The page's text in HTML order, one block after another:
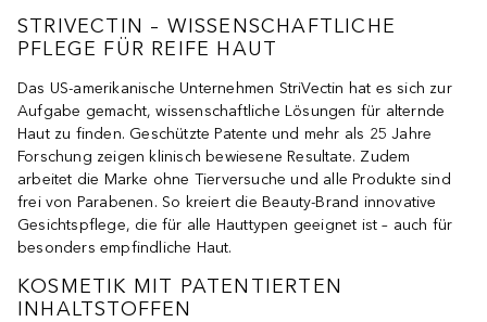
STRIVECTIN – WISSENSCHAFTLICHE
PFLEGE FÜR REIFE HAUT
Das US-amerikanische Unternehmen StriVectin hat es sich zur
Aufgabe gemacht, wissenschaftliche Lösungen für alternde
Haut zu finden. Geschützte Patente und mehr als 25 Jahre
Forschung zeigen klinisch bewiesene Resultate. Zudem
arbeitet die Marke ohne Tierversuche und alle Produkte sind
frei von Parabenen. So kreiert die Beauty-Brand innovative
Gesichtspflege, die für alle Hauttypen geeignet ist – auch für
besonders empfindliche Haut.
KOSMETIK MIT PATENTIERTEN
INHALTSTOFFEN